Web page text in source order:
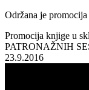
Održana je
Promocija knjige u
PATRONAŽNIH
23.9.2016